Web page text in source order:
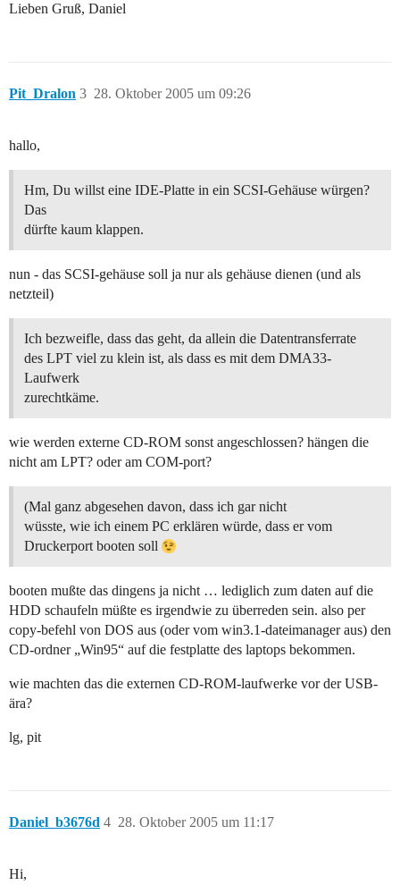
Lieben Gruß, Daniel
Pit_Dralon 28. Oktober 2005 um 09:26
3
hallo,
Hm, Du willst eine IDE-Platte in ein SCSI-Gehäuse würgen?
Das
dürfte kaum klappen.
nun - das SCSI-gehäuse soll ja nur als gehäuse dienen (und als
netzteil)
Ich bezweifle, dass das geht, da allein die Datentransferrate
des LPT viel zu klein ist, als dass es mit dem DMA33-
Laufwerk
zurechtkäme.
wie werden externe CD-ROM sonst angeschlossen? hängen die
nicht am LPT? oder am COM-port?
(Mal ganz abgesehen davon, dass ich gar nicht
wüsste, wie ich einem PC erklären würde, dass er vom
Druckerport booten soll
booten mußte das dingens ja nicht … lediglich zum daten auf die
HDD schaufeln müßte es irgendwie zu überreden sein. also per
copy-befehl von DOS aus (oder vom win3.1-dateimanager aus) den
CD-ordner „Win95“ auf die festplatte des laptops bekommen.
wie machten das die externen CD-ROM-laufwerke vor der USB-
ära?
lg, pit
Daniel_b3676d 28. Oktober 2005 um 11:17
4
Hi,